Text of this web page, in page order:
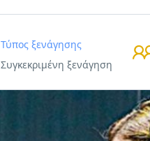
Τύπος ξενάγησης
Συγκεκριμένη ξενάγηση